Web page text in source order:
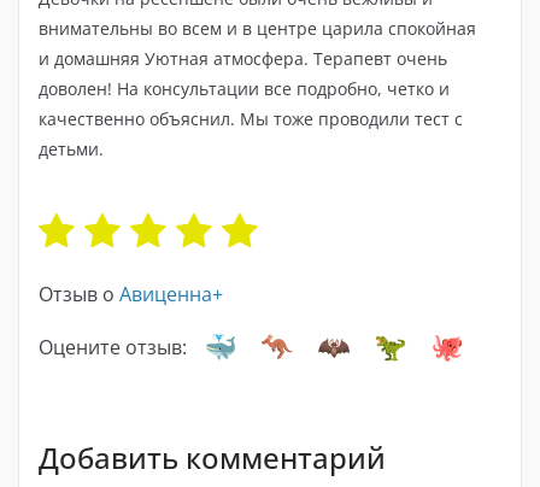
внимательны во всем и в центре царила спокойная
и домашняя Уютная атмосфера. Терапевт очень
доволен! На консультации все подробно, четко и
качественно объяснил. Мы тоже проводили тест с
детьми.
Отзыв о Авиценна+
Оцените отзыв:
Добавить комментарий